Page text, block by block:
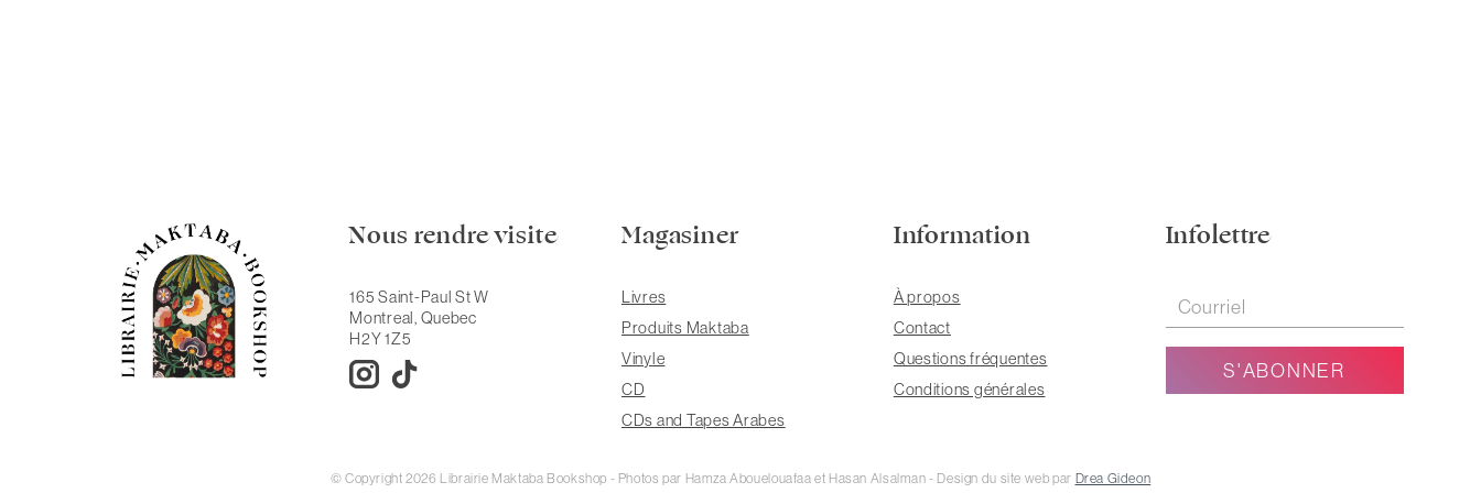
Nous rendre visite
165 Saint-Paul St W
Montreal, Quebec
H2Y 1Z5
Magasiner
Livres
Produits Maktaba
Vinyle
CD
CDs and Tapes Arabes
Information
À propos
Contact
Questions fréquentes
Conditions générales
Infolettre
© Copyright 2026 Librairie Maktaba Bookshop - Photos par Hamza Abouelouafaa et Hasan Alsalman - Design du site web par Drea Gideon